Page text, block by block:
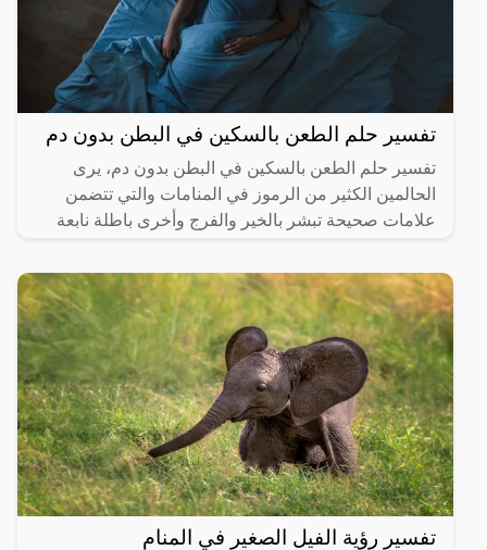
تفسير حلم الطعن بالسكين في البطن بدون دم
تفسير حلم الطعن بالسكين في البطن بدون دم، يرى
الحالمين الكثير من الرموز في المنامات والتي تتضمن
علامات صحيحة تبشر بالخير والفرج وأخرى باطلة نابعة
تفسير رؤية الفيل الصغير في المنام